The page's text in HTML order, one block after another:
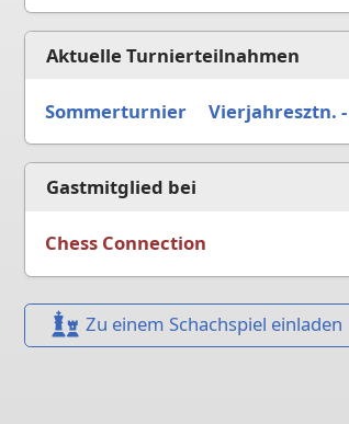
Aktuelle Turnierteilnahmen
Sommerturnier Vierjahresztn.
Gastmitglied bei
Chess Connection
Zu einem Schachspiel einladen